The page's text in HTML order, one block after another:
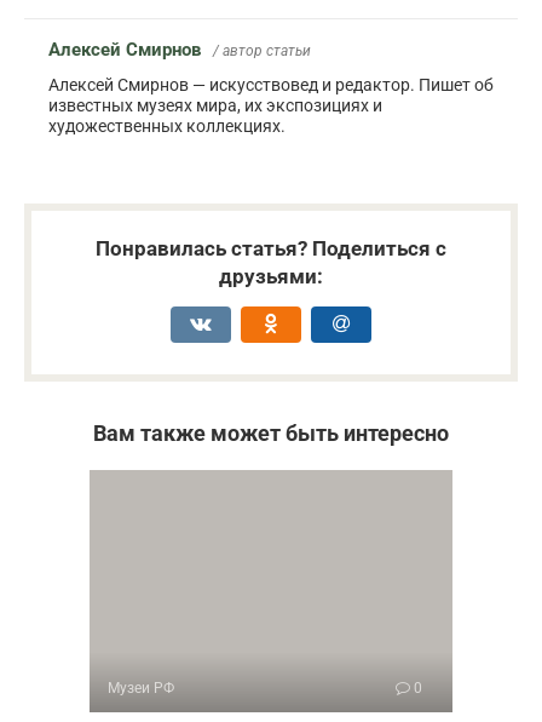
Алексей Смирнов / автор статьи
Алексей Смирнов — искусствовед и редактор. Пишет об
известных музеях мира, их экспозициях и
художественных коллекциях.
Понравилась статья? Поделиться с
друзьями:
Вам также может быть интересно
Музеи РФ 0